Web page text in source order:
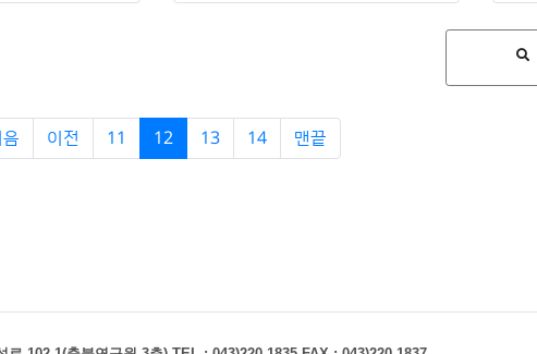
음 이전 11 12 13 14 맨끝